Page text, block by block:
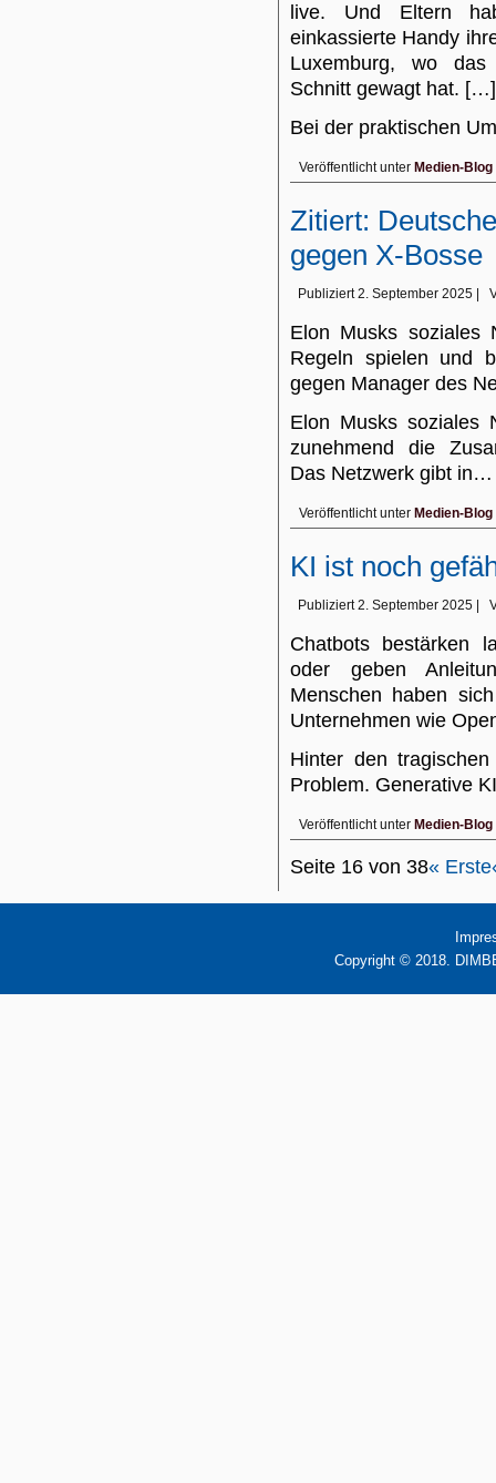
live. Und Eltern
einkassierte Handy
Luxemburg, wo das
Schnitt gewagt hat. […]
Bei der praktischen
Veröffentlicht unter Medien-Blog
Zitiert:
gegen X-Bosse
Publiziert 2. September 2025
Elon Musks soziales
Regeln spielen und
gegen Manager des
Elon Musks soziales
zunehmend die
Das Netzwerk gibt
Veröffentlicht unter Medien-Blog
KI ist noch
Publiziert 2. September 2025
Chatbots bestärken
oder geben
Menschen haben
Unternehmen wie
Hinter den
Problem. Generative
Veröffentlicht unter Medien-Blog
Seite 16 von 38« Erste
Copyright © 2018.